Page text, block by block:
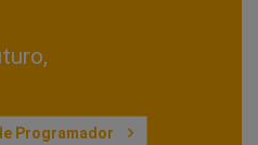
Programador